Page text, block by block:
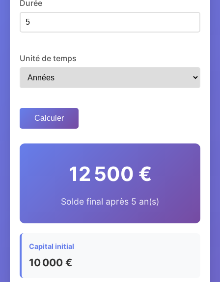
Durée
Unité de temps
Calculer
12 500 €
Solde final après 5 an(s)
Capital initial
10 000 €